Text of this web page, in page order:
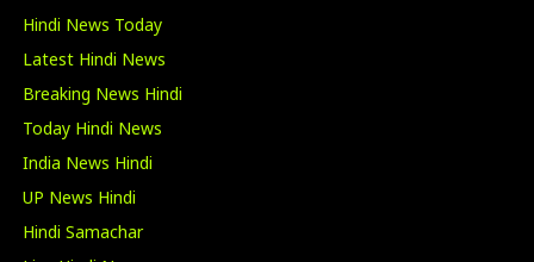
Hindi News Today
Latest Hindi News
Breaking News Hindi
Today Hindi News
India News Hindi
UP News Hindi
Hindi Samachar